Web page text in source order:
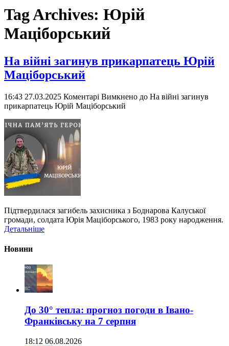
Tag Archives: Юрій
Маціборський
На війні загинув прикарпатець Юрій
Маціборський
16:43 27.03.2025 Коментарі Вимкнено до На війні загинув
прикарпатець Юрій Маціборський
Підтвердилася загибель захисника з Боднарова Калуської
громади, солдата Юрія Маціборського, 1983 року народження.
Детальніше
Новини
До 30° тепла: прогноз погоди в Івано-
Франківську на 7 серпня
18:12 06.08.2026